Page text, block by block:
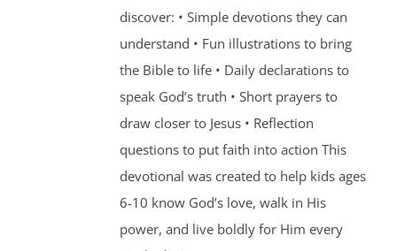
discover: • Simple devotions they can
understand • Fun illustrations to bring
the Bible to life • Daily declarations to
speak God’s truth • Short prayers to
draw closer to Jesus • Reflection
questions to put faith into action This
devotional was created to help kids ages
6-10 know God’s love, walk in His
power, and live boldly for Him every